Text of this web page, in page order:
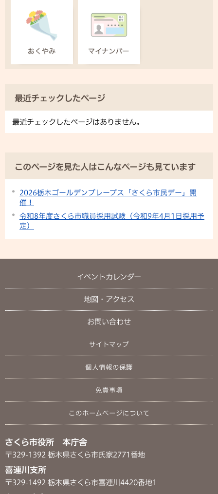
最近チェックしたページ
最近チェックしたページはありません。
このページを見た人はこんなページも見ています
2026栃木ゴールデンブレーブス「さくら市⺠デー」開
催！
令和8年度さくら市職員採用試験（令和9年4月1日採用予
定）
イベントカレンダー
地図・アクセス
お問い合わせ
サイトマップ
個人情報の保護
免責事項
このホームページについて
さくら市役所 本庁舎
〒329-1392 栃木県さくら市氏家2771番地
喜連川支所
〒329-1492 栃木県さくら市喜連川4420番地1